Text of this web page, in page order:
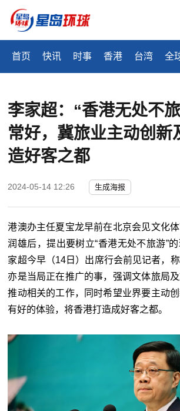
首页 快讯 时事 香港 台湾 全
李家超：“香港无处不
常好，冀旅业主动创新
造好客之都
2024-05-14 12:26 生成海报
港澳办主任夏宝龙早前在北京会见文化
润雄后，提出要树立“香港无处不旅游”
家超今早（14日）出席行会前见记者，称
亦是当局正在推广的事，强调文体旅局
推动相关的工作，同时希望业界要主动
有好的体验，将香港打造成好客之都。